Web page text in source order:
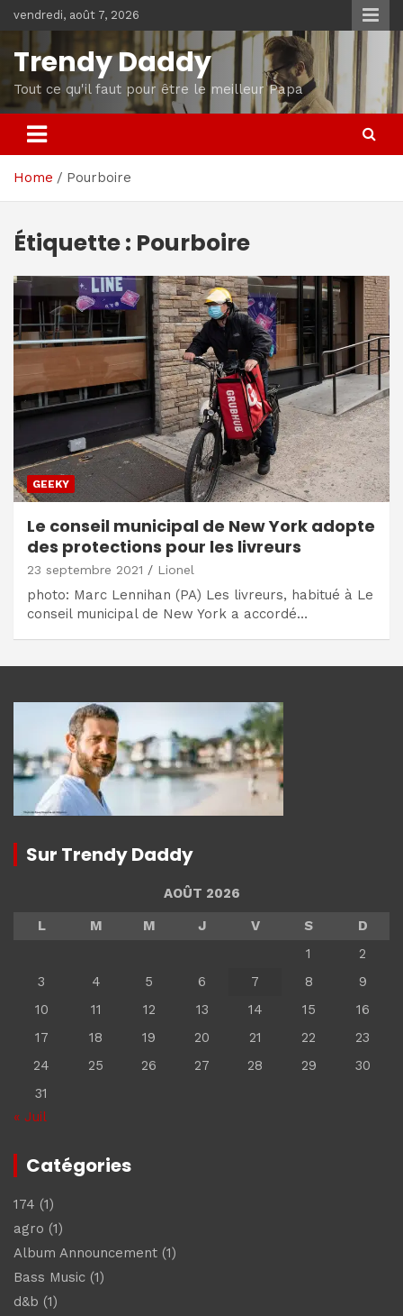
to
content
vendredi, août 7, 2026
Trendy Daddy
Tout ce qu'il faut pour être le meilleur Papa
Home Pourboire
Étiquette : Pourboire
GEEKY
Le conseil municipal de New York adopte
des protections pour les livreurs
23 septembre 2021 Lionel
photo: Marc Lennihan (PA) Les livreurs, habitué à Le
conseil municipal de New York a accordé…
Sur Trendy Daddy
AOÛT 2026
L
M M J V S
D
1
2
3
4 5 6 7 8
9
10
11 12 13 14 15
16
17
18 19 20 21 22
23
24
25 26 27 28 29
30
31
« Juil
Catégories
174 (1)
agro (1)
Album Announcement (1)
Bass Music (1)
d&b (1)